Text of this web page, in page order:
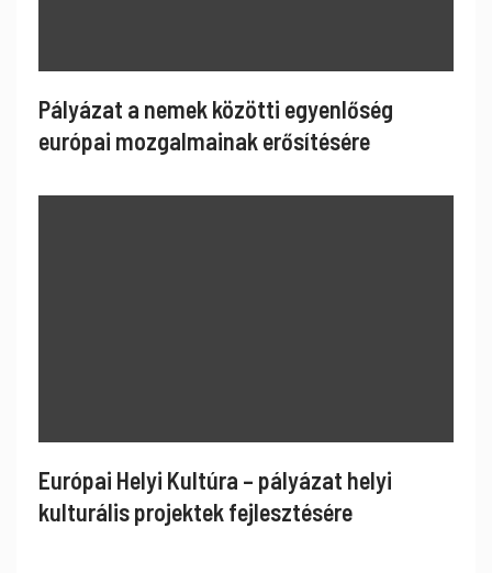
Pályázat a nemek közötti egyenlőség
európai mozgalmainak erősítésére
Európai Helyi Kultúra – pályázat helyi
kulturális projektek fejlesztésére